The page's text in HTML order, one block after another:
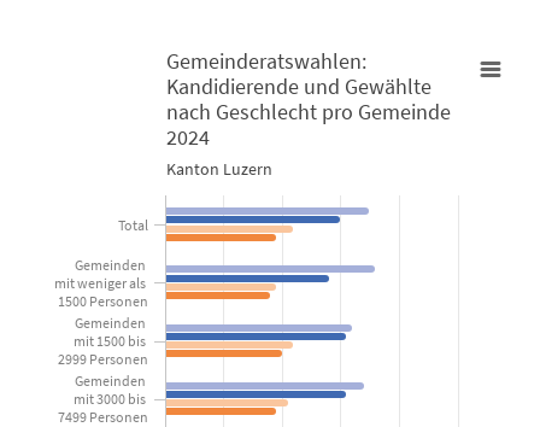
Gemeinderatswahlen: Kandidierende und Gewählte nach
Bar chart with 4 data series.
View as data table, Gemeinderatswahlen:
The chart has 1 X axis displaying categories.
The chart has 1 Y axis displaying Anzahl. Data ranges from 1.8 to
Gemeinderatswahlen:
Kandidierende und Gewählte
nach Geschlecht pro Gemeinde
2024
Kanton Luzern
Gemeinden
mit 3000 bis
7499 Personen
Gemeinden
mit 1500 bis
2999 Personen
Gemeinden
mit weniger als
1500 Personen
Total